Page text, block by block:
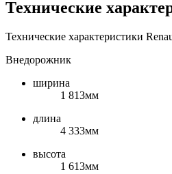
Технические
Технические характеристики
Внедорожник
ширина
1 813мм
длина
4 333мм
высота
1 613мм